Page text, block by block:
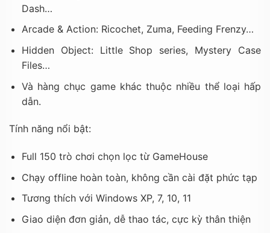
Dash…
Arcade & Action: Ricochet, Zuma, Feeding Frenzy…
Hidden Object: Little Shop series, Mystery Case
Files…
Và hàng chục game khác thuộc nhiều thể loại hấp
dẫn.
Tính năng nổi bật:
Full 150 trò chơi chọn lọc từ GameHouse
Chạy offline hoàn toàn, không cần cài đặt phức tạp
Tương thích với Windows XP, 7, 10, 11
Giao diện đơn giản, dễ thao tác, cực kỳ thân thiện